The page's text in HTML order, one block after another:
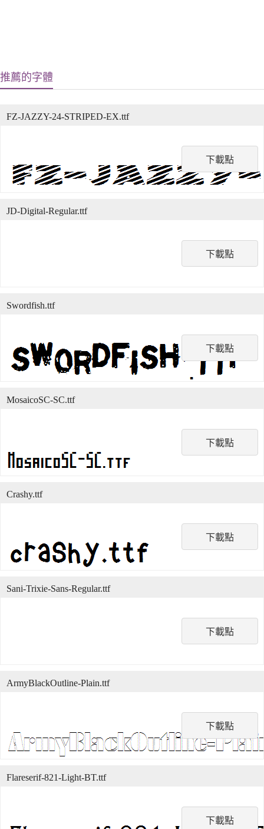
推薦的字體
下載點
FZ-JAZZY-24-STRIPED-EX.ttf
下載點
JD-Digital-Regular.ttf
下載點
Swordfish.ttf
下載點
MosaicoSC-SC.ttf
下載點
Crashy.ttf
下載點
Sani-Trixie-Sans-Regular.ttf
下載點
ArmyBlackOutline-Plain.ttf
下載點
Flareserif-821-Light-BT.ttf